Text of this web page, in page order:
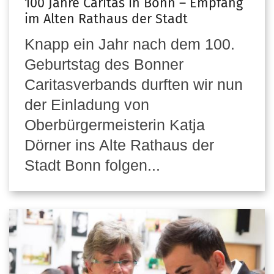
im Alten Rathaus der Stadt
Knapp ein Jahr nach dem 100.
Geburtstag des Bonner
Caritasverbands durften wir nun
der Einladung von
Oberbürgermeisterin Katja
Dörner ins Alte Rathaus der
Stadt Bonn folgen...